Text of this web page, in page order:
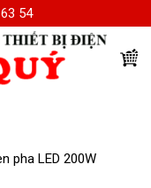
54
pha LED 200W